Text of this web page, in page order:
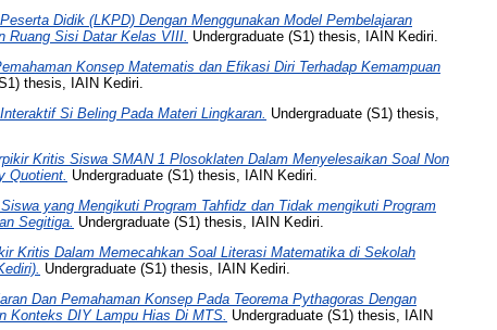
Didik (LKPD) Dengan Menggunakan Model Pembelajaran
Ruang Sisi Datar Kelas VIII. Undergraduate (S1) thesis, IAIN Kediri.
Konsep Matematis dan Efikasi Diri Terhadap Kemampuan
thesis, IAIN Kediri.
Si Beling Pada Materi Lingkaran. Undergraduate (S1) thesis,
Kritis Siswa SMAN 1 Plosoklaten Dalam Menyelesaikan Soal Non
Quotient. Undergraduate (S1) thesis, IAIN Kediri.
yang Mengikuti Program Tahfidz dan Tidak mengikuti Program
Segitiga. Undergraduate (S1) thesis, IAIN Kediri.
Kritis Dalam Memecahkan Soal Literasi Matematika di Sekolah
Undergraduate (S1) thesis, IAIN Kediri.
Dan Pemahaman Konsep Pada Teorema Pythagoras Dengan
Konteks DIY Lampu Hias Di MTS. Undergraduate (S1) thesis, IAIN